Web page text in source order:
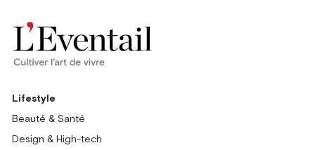
Lifestyle
Beauté & Santé
Design & High-tech